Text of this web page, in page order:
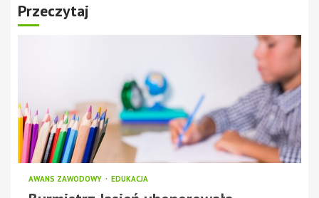
Przeczytaj
AWANS ZAWODOWY EDUKACJA